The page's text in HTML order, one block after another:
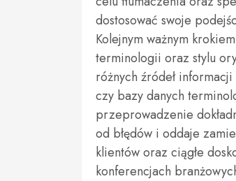
dostosować swoje
Kolejnym ważnym
terminologii oraz stylu
różnych źródeł
czy bazy danych
przeprowadzenie
od błędów i oddaje
klientów oraz ciągłe
konferencjach